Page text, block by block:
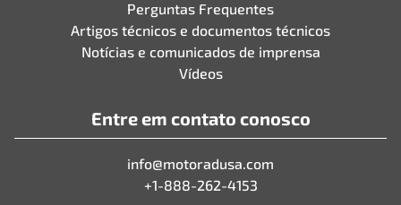
Perguntas Frequentes
Artigos técnicos e documentos técnicos
Notícias e comunicados de imprensa
Vídeos
Entre em contato conosco
info@motoradusa.com
+1-888-262-4153